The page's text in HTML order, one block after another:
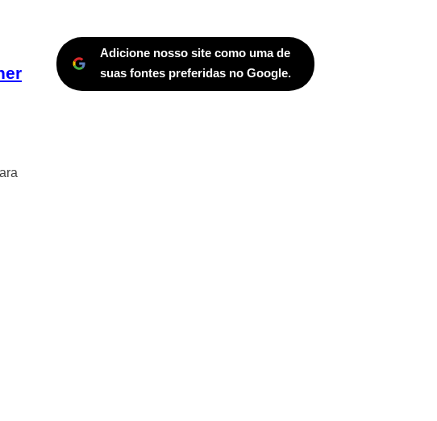
Adicione nosso site como uma de
suas fontes preferidas no Google.